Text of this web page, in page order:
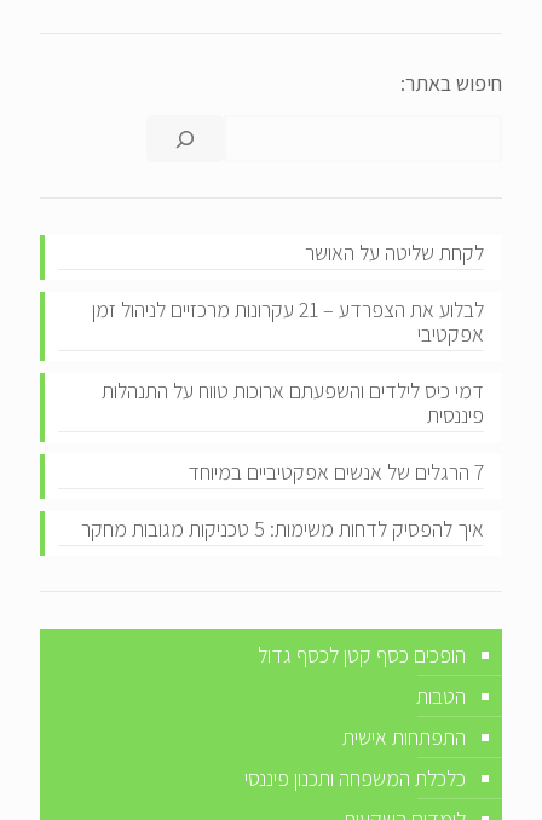
חיפוש באתר:
לקחת שליטה על האושר
לבלוע את הצפרדע – 21 עקרונות מרכזיים לניהול זמן
אפקטיבי
דמי כיס לילדים והשפעתם ארוכות טווח על התנהלות
פיננסית
7 הרגלים של אנשים אפקטיביים במיוחד
איך להפסיק לדחות משימות: 5 טכניקות מגובות מחקר
הופכים כסף קטן לכסף גדול
הטבות
התפתחות אישית
כלכלת המשפחה ותכנון פיננסי